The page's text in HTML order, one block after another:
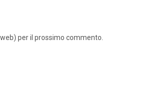
per il prossimo commento.